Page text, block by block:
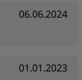
06.06.2024
01.01.2023